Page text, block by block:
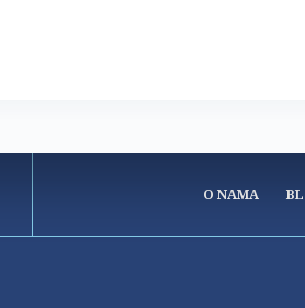
O NAMA